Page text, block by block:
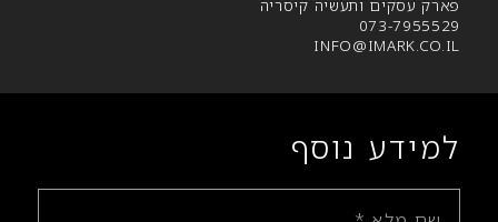
פארק עסקים ותעשיה קיסריה
073-7955529
INFO@IMARK.CO.IL
למידע נוסף